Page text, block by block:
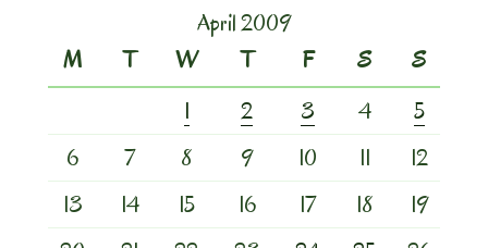
April 2009
M
T W T F S
S
1
2 3 4
5
6
7 8 9 10 11
12
13
14 15 16 17 18
19